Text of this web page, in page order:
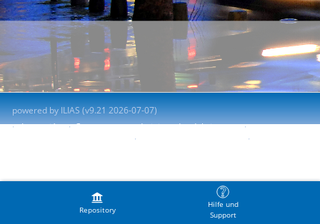
Repository
Hilfe und
Support
powered by ILIAS (v9.21 2026-07-07)
Impresión
Contactar con administrador del sistema